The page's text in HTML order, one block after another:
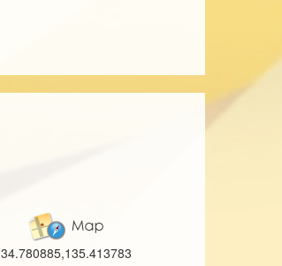
34.780885,135.413783